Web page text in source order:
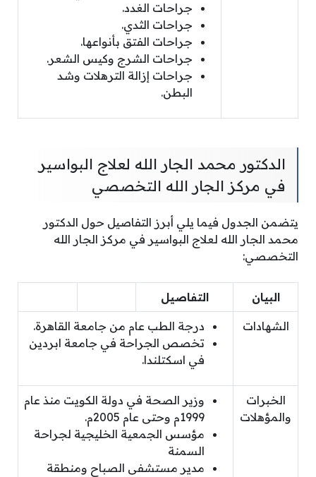
جراحات الغدد.
جراحات الثدي.
جراحات الفتق بأنواعها.
جراحات الشرج وكيس الشعر.
جراحات إزالة الترهلات وشد
البطن.
الدكتور محمد الجار الله لعلاج البواسير
في مركز الجار الله التخصصي
يتضمن الجدول فيما يلي أبرز التفاصيل حول الدكتور
محمد الجار الله لعلاج البواسير في مركز الجار الله
التخصصي:
البيان التفاصيل
الشهادات
درجة الطب عام من جامعة القاهرة.
تخصص الجراحة في جامعة ابردين
في اسكتلندا.
الخبرات
والمؤهلات
وزير الصحة في دولة الكويت منذ عام
1999م وحتى عام 2005م.
مؤسس الجمعية الخليجية لجراحة
السمنة
مدير مستشفى الصباح ومنطقة